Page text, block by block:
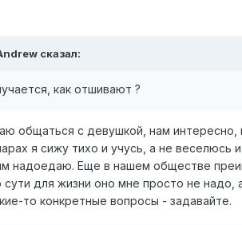
сказал:
как отшивают ?
общаться с девушкой, нам
я сижу тихо и учусь, а не веселюсь
надоедаю. Еще в нашем обществе
сути для жизни оно мне просто не
то конкретные вопросы - задавайте.